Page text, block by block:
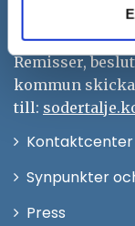
Org.nr.
Remisser,
kommun
till:
Kontaktcenter
Synpunkter
Press